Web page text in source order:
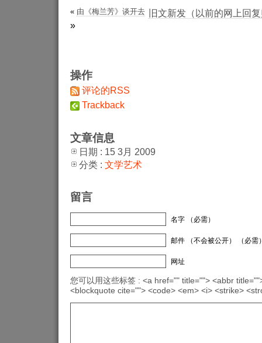
« 由《梅兰芳》谈开去
旧文新发（以前的网上回
»
操作
评论的RSS
Trackback
文章信息
日期 : 15 3月 2009
分类 : 文学艺术
留言
名字 （必需）
邮件 （不会被公开） （必需
网址
您可以用这些标签 : <a href="" title=""> <abbr
<blockquote cite=""> <code> <em> <i> <strike>